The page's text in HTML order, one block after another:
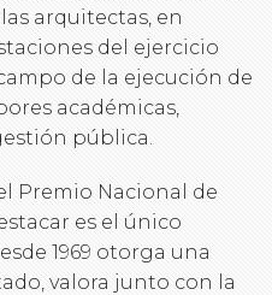
arquitectas, en
del ejercicio
de la ejecución de
académicas,
pública.
Premio Nacional de
es el único
1969 otorga una
valora junto con la